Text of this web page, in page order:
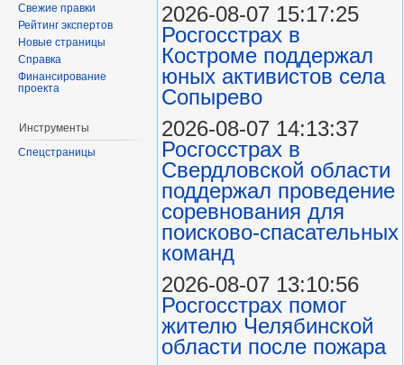
Свежие правки
Рейтинг экспертов
Новые страницы
Справка
Финансирование
проекта
Инструменты
Спецстраницы
2026-08-07 15:17:25
Росгосстрах в
Костроме поддержал
юных активистов села
Сопырево
2026-08-07 14:13:37
Росгосстрах в
Свердловской области
поддержал проведение
соревнования для
поисково‑спасательных
команд
2026-08-07 13:10:56
Росгосстрах помог
жителю Челябинской
области после пожара